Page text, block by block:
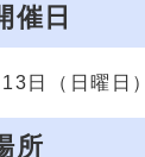
催日
日（日曜日）
所